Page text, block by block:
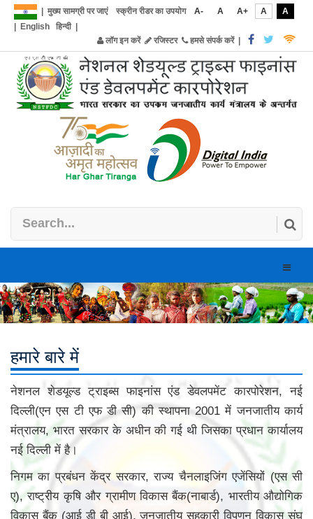
मुख्य सामग्री पर जाएं स्क्रीन रीडर का उपयोग A- A A+ A
A
English हिन्दी|
लॉग इन करें
रजिस्टर हमसे संपर्क करें|
Toggle
हमारे बारे में
नेशनल शेडयूल्ड ट्राइब्स फाइनांस एंड डेवलपमेंट कारपोरेशन, नई
दिल्ली(एन एस टी एफ डी सी) की स्थापना 2001 में जनजातीय कार्य
मंत्रालय, भारत सरकार के अधीन की गई थी जिसका प्रधान कार्यालय
नई दिल्ली में है।
निगम का प्रबंधन केंद्र सरकार, राज्य चैनलाइजिंग एजेंसियों (एस सी
ए), राष्ट्रीय कृषि और ग्रामीण विकास बैंक(नाबार्ड), भारतीय औद्योगिक
विकास बैंक (आई डी बी आई), जनजातीय सहकारी विपणन विकास संघ